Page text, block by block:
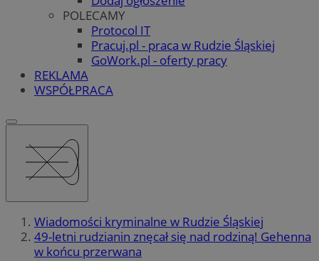
POLECAMY
Protocol IT
Pracuj.pl - praca w Rudzie Śląskiej
GoWork.pl - oferty pracy
REKLAMA
WSPÓŁPRACA
Wiadomości kryminalne w Rudzie Śląskiej
49-letni rudzianin znęcał się nad rodziną! Gehenna
w końcu przerwana